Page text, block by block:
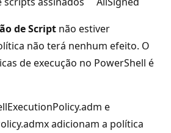
de Script não estiver
não terá nenhum efeito. O
de execução no PowerShell é
e
adicionam a política